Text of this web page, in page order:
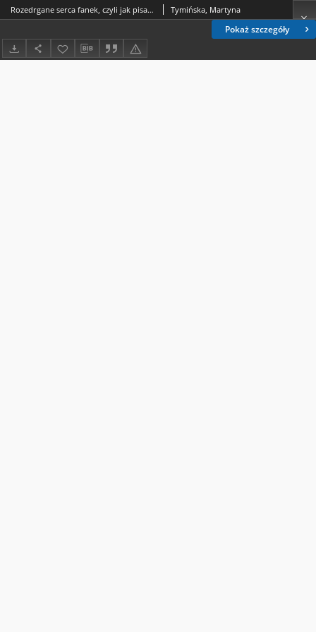
Pokaż szczegóły
Rozedrgane serca fanek, czyli jak pisać z pasją o fandomie. Recenzja książki Fandom. Fanowskie modele odbioru Aldony Kobus, Toruń 2018, ss. 410. Tymińska, Martyna